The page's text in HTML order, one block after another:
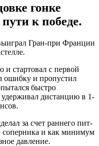
гонке
к победе.
Гран-при Франции
стартовал с первой
ошибку и пропустил
быстро
дистанцию в 1-
за счет раннего пит-
соперника и как минимум
давление.